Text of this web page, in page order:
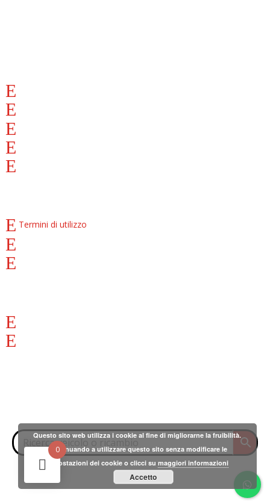
Termini di utilizzo
CERCA
0
Questo sito web utilizza i cookie al fine di migliorarne la fruibilità.
Continuando a utilizzare questo sito senza modificare le
impostazioni dei cookie o clicci su maggiori informazioni
Accetto